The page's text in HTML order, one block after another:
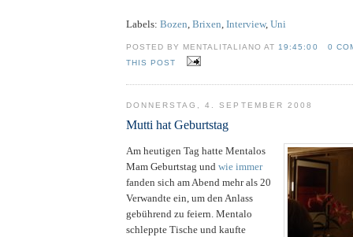
Labels: Bozen, Brixen, Interview, Uni
POSTED BY MENTALITALIANO AT19:45:00
0
THIS POST
DONNERSTAG, 4. SEPTEMBER 2008
Mutti hat Geburtstag
Am heutigen Tag hatte Mentalos
Mam Geburtstag und wie immer
fanden sich am Abend mehr als 20
Verwandte ein, um den Anlass
gebührend zu feiern. Mentalo
schleppte Tische und kaufte